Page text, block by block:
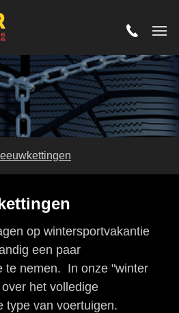
op wintersportvakantie
een paar
te nemen. In onze "winter
het volledige
type van voertuigen.